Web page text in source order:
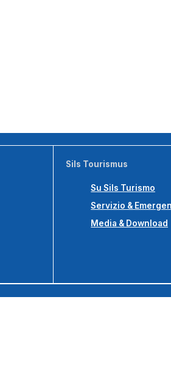
Sils Tourismus
Su Sils Turismo
Servizio &
Media & Download